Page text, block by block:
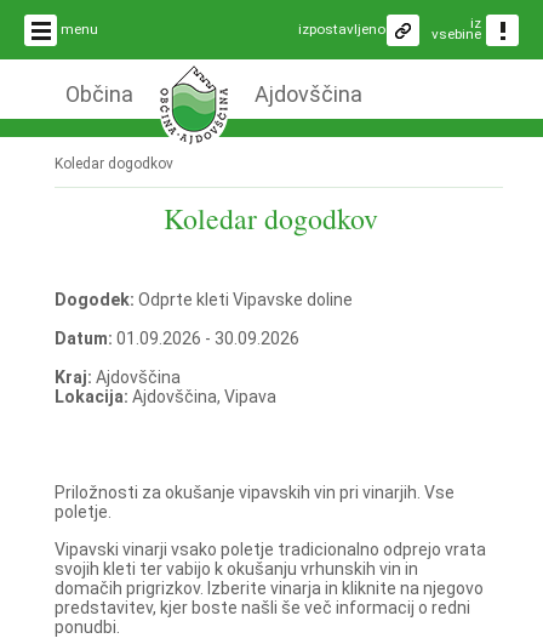
menu iz
vsebine
izpostavljeno
Občina Ajdovščina
Koledar dogodkov
Koledar dogodkov
Dogodek: Odprte kleti Vipavske doline
Datum: 01.09.2026 - 30.09.2026
Kraj: Ajdovščina
Lokacija: Ajdovščina, Vipava
Priložnosti za okušanje vipavskih vin pri vinarjih. Vse
poletje.
Vipavski vinarji vsako poletje tradicionalno odprejo vrata
svojih kleti ter vabijo k okušanju vrhunskih vin in
domačih prigrizkov. Izberite vinarja in kliknite na njegovo
predstavitev, kjer boste našli še več informacij o redni
ponudbi.